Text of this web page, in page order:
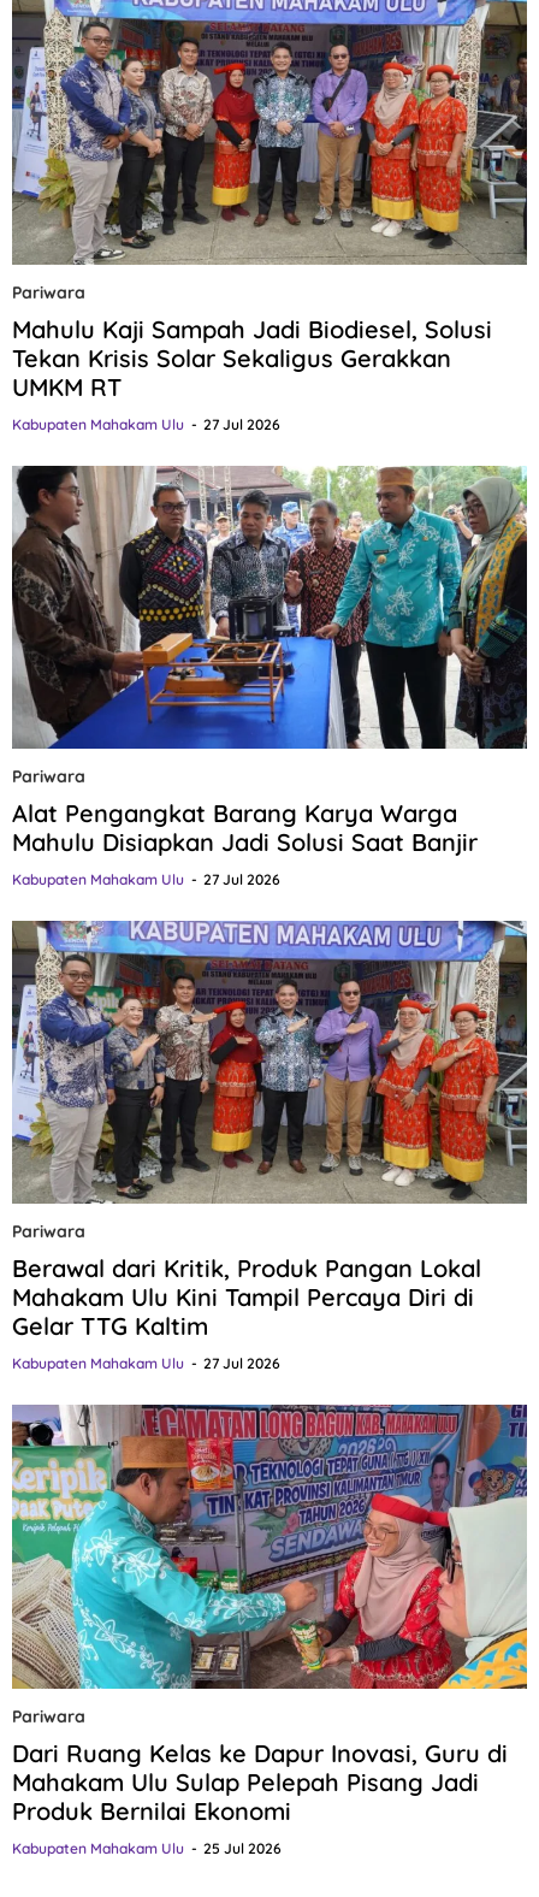
Pariwara
Mahulu Kaji Sampah Jadi Biodiesel, Solusi
Tekan Krisis Solar Sekaligus Gerakkan
UMKM RT
Kabupaten Mahakam Ulu 27 Jul 2026
Pariwara
Alat Pengangkat Barang Karya Warga
Mahulu Disiapkan Jadi Solusi Saat Banjir
Kabupaten Mahakam Ulu 27 Jul 2026
Pariwara
Berawal dari Kritik, Produk Pangan Lokal
Mahakam Ulu Kini Tampil Percaya Diri di
Gelar TTG Kaltim
Kabupaten Mahakam Ulu 27 Jul 2026
Pariwara
Dari Ruang Kelas ke Dapur Inovasi, Guru di
Mahakam Ulu Sulap Pelepah Pisang Jadi
Produk Bernilai Ekonomi
Kabupaten Mahakam Ulu 25 Jul 2026